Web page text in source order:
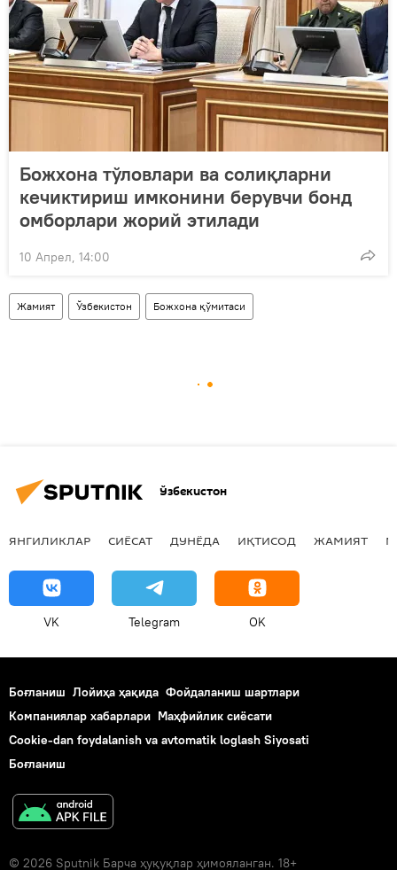
Божхона тўловлари ва солиқларни
кечиктириш имконини берувчи бонд
омборлари жорий этилади
10 Апрел, 14:00
Жамият Ўзбекистон Божхона қўмитаси
Ўзбекистон
ЯНГИЛИКЛАР СИЁСАТ ДУНЁДА ИҚТИСОД ЖАМИЯТ
VK Telegram OK
Боғланиш Лойиҳа ҳақида Фойдаланиш шартлари
Компаниялар хабарлари Маҳфийлик сиёсати
Cookie-dan foydalanish va avtomatik loglash Siyosati
Боғланиш
© 2026 Sputnik Барча ҳуқуқлар ҳимояланган. 18+